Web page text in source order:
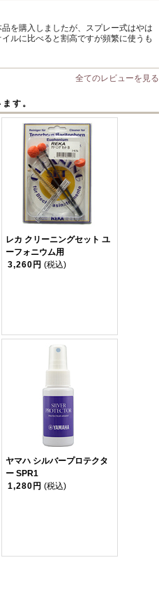
を購入しましたが、スプレー式はやは
ルに比べると割高ですが頻繁に使うも
全てのレビューを見る
す。
レカ クリーニングセット ユ
ーフォニウム用
3,260円 (税込)
ヤマハ シルバープロテクタ
ー SPR1
1,280円 (税込)